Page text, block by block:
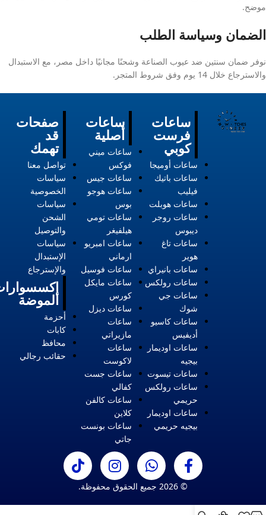
موضح.
الضمان وسياسة الطلب
نوفر ضمان سنتين ضد عيوب الصناعة وشحنًا مجانيًا داخل مصر، مع الاستبدال
والاسترجاع خلال 14 يوم وفق شروط المتجر.
صفحات
قد
تهمك
تواصل معنا
سياسات
الخصوصية
سياسات
الشحن
والتوصيل
سياسات
الإستبدال
والإسترجاع
الموضة
أحزمة
كابات
محافظ
حقائب رجالي
ساعات
أصلية
ساعات ميني
فوكس
ساعات جيس
ساعات هوجو
بوس
ساعات تومي
هيلفيغر
ساعات امبريو
ارماني
ساعات فوسيل
ساعات مايكل
كورس
ساعات ديزل
ساعات
مازيراتي
ساعات
لاكوست
ساعات جست
كفالي
ساعات كالفن
كلاين
ساعات بونست
جاتي
ساعات
فرست
كوبي
ساعات أوميجا
ساعات باتيك
فيليب
ساعات هوبلت
ساعات روجر
ديبوس
ساعات تاغ
هوير
ساعات بانيراي
ساعات رولكس
ساعات جي
شوك
ساعات كاسيو
أديفيس
ساعات اوديمار
بيجيه
ساعات تيسوت
ساعات رولكس
حريمي
ساعات اوديمار
بيجيه حريمي
© 2026 جميع الحقوق محفوظة.